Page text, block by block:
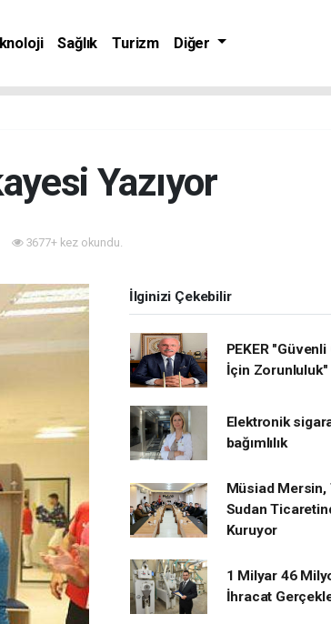
Sağlık Turizm Diğer
Yazıyor
3677+ kez okundu.
İlginizi Çekebilir
PEKER
İçin Zorunluluk"
Elektronik
bağımlılık
Müsiad Mersin,
Sudan
Kuruyor
1 Milyar 46
İhracat